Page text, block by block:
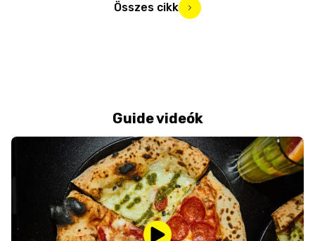
Összes cikk
Guide videók